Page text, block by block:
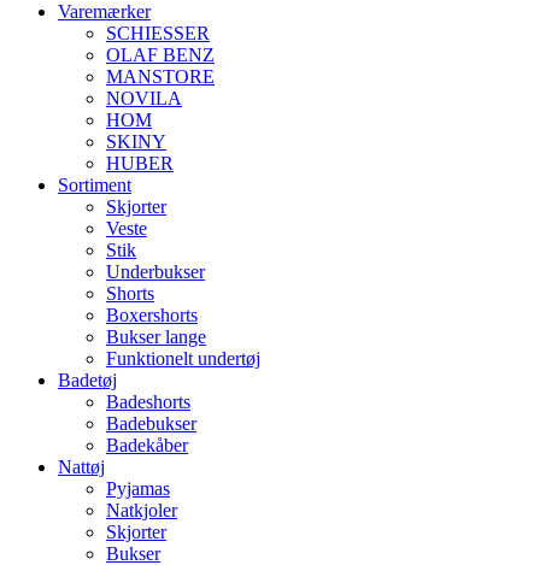
Varemærker
SCHIESSER
OLAF BENZ
MANSTORE
NOVILA
HOM
SKINY
HUBER
Sortiment
Skjorter
Veste
Stik
Underbukser
Shorts
Boxershorts
Bukser lange
Funktionelt undertøj
Badetøj
Badeshorts
Badebukser
Badekåber
Nattøj
Pyjamas
Natkjoler
Skjorter
Bukser